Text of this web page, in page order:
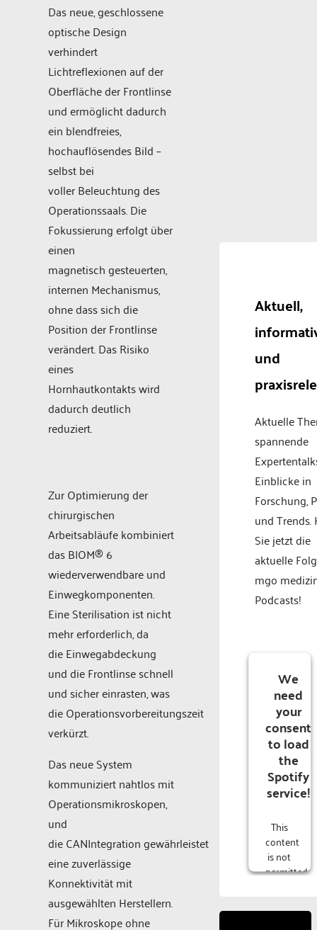
Das neue, geschlossene
optische Design
verhindert
Lichtreflexionen auf der
Oberfläche der Frontlinse
und ermöglicht dadurch
ein blendfreies,
hochauflösendes Bild –
selbst bei
voller Beleuchtung des
Operationssaals. Die
Fokussierung erfolgt über
einen
magnetisch gesteuerten,
internen Mechanismus,
ohne dass sich die
Position der Frontlinse
verändert. Das Risiko
eines
Hornhautkontakts wird
dadurch deutlich
reduziert.
Zur Optimierung der
chirurgischen
Arbeitsabläufe kombiniert
das BIOM® 6
wiederverwendbare und
Einwegkomponenten.
Eine Sterilisation ist nicht
mehr erforderlich, da
die Einwegabdeckung
und die Frontlinse schnell
und sicher einrasten, was
die Operationsvorbereitungszeit
verkürzt.
Das neue System
kommuniziert nahtlos mit
Operationsmikroskopen,
und
die CANIntegration gewährleistet
eine zuverlässige
Konnektivität mit
ausgewählten Herstellern.
Für Mikroskope ohne
Aktuell,
und
Aktuelle
spannende
Einblicke in
Forschung,
und Trends.
Sie jetzt die
aktuelle
mgo
Podcasts!
We
need
your
consent
to load
the
Spotify
service!
This
content
is not
permitted
due to